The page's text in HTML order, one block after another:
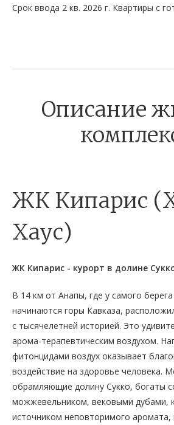
Срок ввода 2 кв. 2026 г. Квартиры с
Описание
ЖК Кипарис
Хаус)
ЖК Кипарис - курорт в долине
В 14 км от Анапы, где у самого
начинаются горы Кавказа,
с тысячелетней историей. Это
арома-терапевтическим воздухом.
фитонцидами воздух оказывает
воздействие на здоровье человека.
обрамляющие долину Сукко, богаты
можжевельником, вековыми дубами,
источником неповторимого